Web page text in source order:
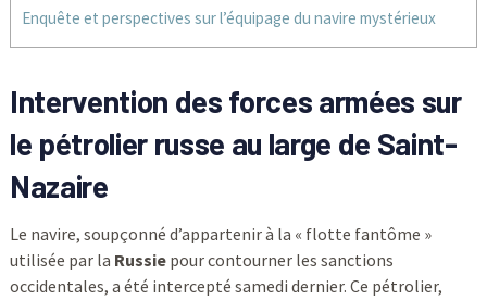
Enquête et perspectives sur l’équipage du navire mystérieux
Intervention des forces armées sur
le pétrolier russe au large de Saint-
Nazaire
Le navire, soupçonné d’appartenir à la « flotte fantôme »
utilisée par la Russiepour contourner les sanctions
occidentales, a été intercepté samedi dernier. Ce pétrolier,